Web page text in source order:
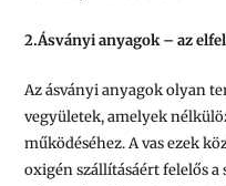
2.Ásványi anyagok – az
Az ásványi anyagok olyan
vegyületek, amelyek
működéséhez. A vas ezek
oxigén szállításáért felelős